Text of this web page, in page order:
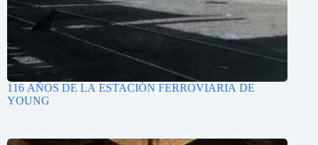
116 AÑOS DE LA ESTACIÓN FERROVIARIA DE
YOUNG